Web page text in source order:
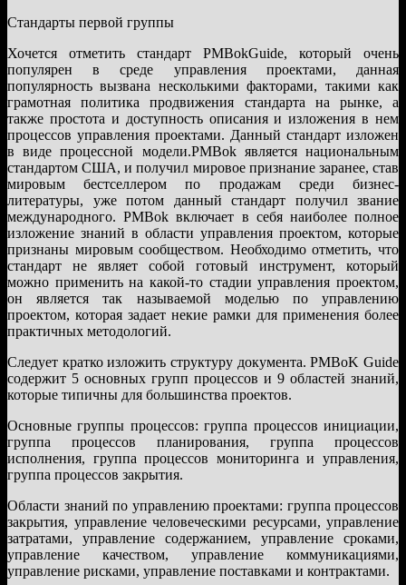
Стандарты первой группы
Хочется отметить стандарт PMBokGuide, который очень
популярен в среде управления проектами, данная
популярность вызвана несколькими факторами, такими как
грамотная политика продвижения стандарта на рынке, а
также простота и доступность описания и изложения в нем
процессов управления проектами. Данный стандарт изложен
в виде процессной модели.PMBok является национальным
стандартом США, и получил мировое признание заранее, став
мировым бестселлером по продажам среди бизнес-
литературы, уже потом данный стандарт получил звание
международного. PMBok включает в себя наиболее полное
изложение знаний в области управления проектом, которые
признаны мировым сообществом. Необходимо отметить, что
стандарт не являет собой готовый инструмент, который
можно применить на какой-то стадии управления проектом,
он является так называемой моделью по управлению
проектом, которая задает некие рамки для применения более
практичных методологий.
Следует кратко изложить структуру документа. PMBoK Guide
содержит 5 основных групп процессов и 9 областей знаний,
которые типичны для большинства проектов.
Основные группы процессов: группа процессов инициации,
группа процессов планирования, группа процессов
исполнения, группа процессов мониторинга и управления,
группа процессов закрытия.
Области знаний по управлению проектами: группа процессов
закрытия, управление человеческими ресурсами, управление
затратами, управление содержанием, управление сроками,
управление качеством, управление коммуникациями,
управление рисками, управление поставками и контрактами.